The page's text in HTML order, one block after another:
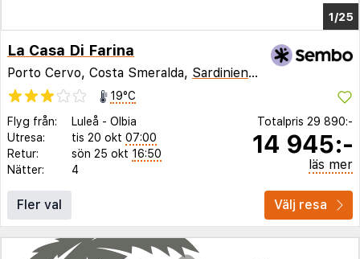
1/21
La Casa Di Farina
Porto Cervo, Costa Smeralda, Sardinien,Italien
19°C
Flyg från:
Luleå - Olbia
Utresa:
tis 20 okt 07:00
Retur:
sön 25 okt 16:50
Nätter:
4
Totalpris 29 890:-
14 945:-
läs mer
Fler val Välj resa